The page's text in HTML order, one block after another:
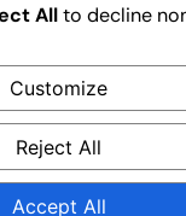
Allto decline
Customize
Reject All
Accept All